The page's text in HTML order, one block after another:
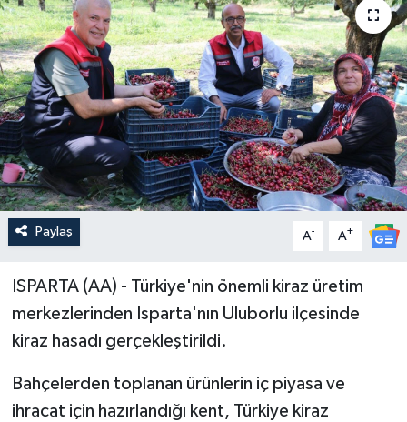
Paylaş A- A+
ISPARTA (AA) - Türkiye'nin önemli kiraz üretim
merkezlerinden Isparta'nın Uluborlu ilçesinde
kiraz hasadı gerçekleştirildi.
Bahçelerden toplanan ürünlerin iç piyasa ve
ihracat için hazırlandığı kent, Türkiye kiraz